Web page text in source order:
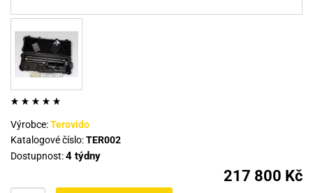
Výrobce:Terovido
Katalogové číslo:TER002
Dostupnost:4 týdny
217 800 Kč